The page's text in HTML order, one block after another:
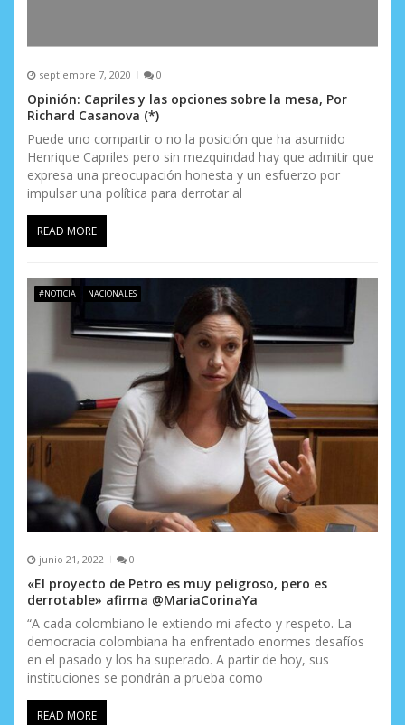
septiembre 7, 2020 0
Opinión: Capriles y las opciones sobre la mesa, Por
Richard Casanova (*)
Puede uno compartir o no la posición que ha asumido
Henrique Capriles pero sin mezquindad hay que admitir que
expresa una preocupación honesta y un esfuerzo por
impulsar una política para derrotar al
READ MORE
#NOTICIA NACIONALES
junio 21, 2022 0
«El proyecto de Petro es muy peligroso, pero es
derrotable» afirma @MariaCorinaYa
“A cada colombiano le extiendo mi afecto y respeto. La
democracia colombiana ha enfrentado enormes desafíos
en el pasado y los ha superado. A partir de hoy, sus
instituciones se pondrán a prueba como
READ MORE